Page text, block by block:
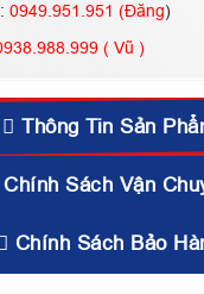
0949.951.951 (Đăng)
( Vũ )
Thông Tin Sản
Chính Sách Vận
Chính Sách Bảo